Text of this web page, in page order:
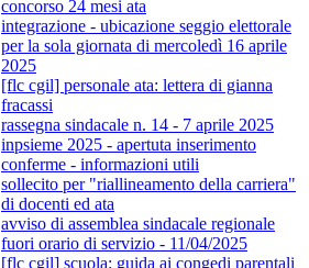
concorso 24 mesi ata
integrazione - ubicazione seggio elettorale
per la sola giornata di mercoledì 16 aprile
2025
[flc cgil] personale ata: lettera di gianna
fracassi
rassegna sindacale n. 14 - 7 aprile 2025
inpsieme 2025 - apertuta inserimento
conferme - informazioni utili
sollecito per "riallineamento della carriera"
di docenti ed ata
avviso di assemblea sindacale regionale
fuori orario di servizio - 11/04/2025
[flc cgil] scuola: guida ai congedi parentali